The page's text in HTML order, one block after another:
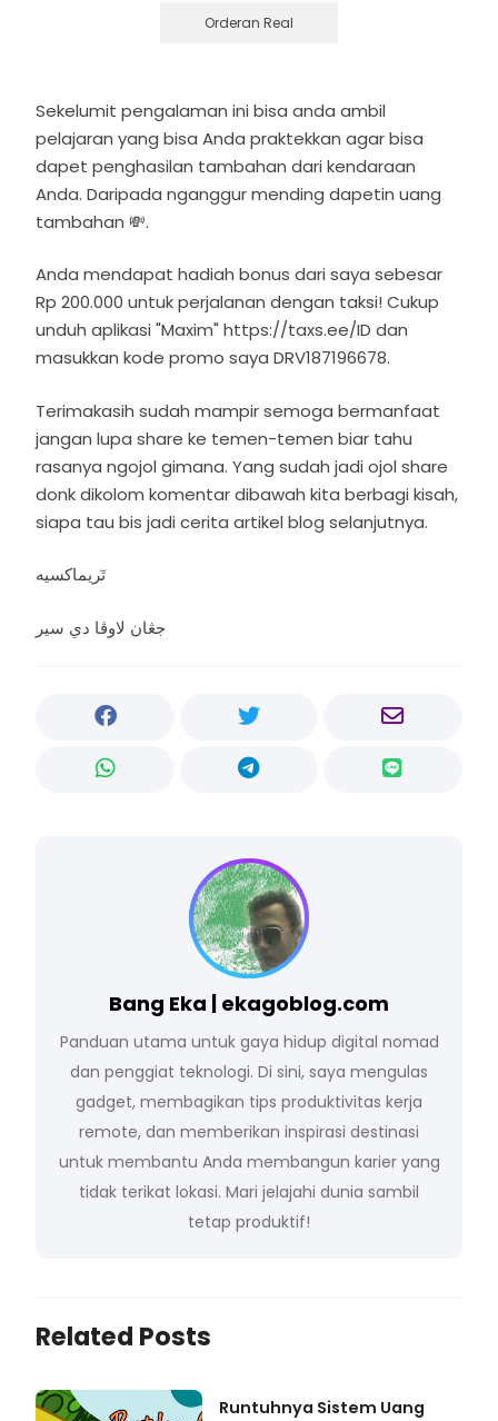
Orderan Real
Sekelumit pengalaman ini bisa anda ambil
pelajaran yang bisa Anda praktekkan agar bisa
dapet penghasilan tambahan dari kendaraan
Anda. Daripada nganggur mending dapetin uang
tambahan 💸.
Anda mendapat hadiah bonus dari saya sebesar
Rp 200.000 untuk perjalanan dengan taksi! Cukup
unduh aplikasi "Maxim" https://taxs.ee/ID dan
masukkan kode promo saya DRV187196678.
Terimakasih sudah mampir semoga bermanfaat
jangan lupa share ke temen-temen biar tahu
rasanya ngojol gimana. Yang sudah jadi ojol share
donk dikolom komentar dibawah kita berbagi kisah,
siapa tau bis jadi cerita artikel blog selanjutnya.
تٓريماكسيه
جڠان لاوڤا دي سير
Bang Eka | ekagoblog.com
Panduan utama untuk gaya hidup digital nomad
dan penggiat teknologi. Di sini, saya mengulas
gadget, membagikan tips produktivitas kerja
remote, dan memberikan inspirasi destinasi
untuk membantu Anda membangun karier yang
tidak terikat lokasi. Mari jelajahi dunia sambil
tetap produktif!
Related Posts
Runtuhnya Sistem Uang